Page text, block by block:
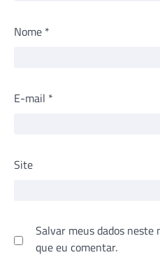
Nome *
E-mail *
Site
Salvar meus dados neste
que eu comentar.